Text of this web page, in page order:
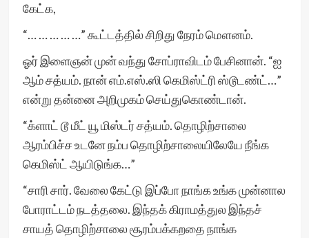
கேட்க,
“… … … … …” கூட்டத்தில் சிறிது நேரம் மௌனம்.
ஓர் இளைஞன் முன் வந்து சோப்ராவிடம் பேசினான். “ஐ
ஆம் சத்யம். நான் எம்.எஸ்.ஸி கெமிஸ்ட்ரி ஸ்டூடண்ட்…”
என்று தன்னை அறிமுகம் செய்துகொண்டான்.
“க்ளாட் டூ மீட் யூ மிஸ்டர் சத்யம். தொழிற்சாலை
ஆரம்பிச்ச உடனே நம்ப தொழிற்சாலையிலேயே நீங்க
கெமிஸ்ட் ஆயிடுங்க…”
“சாரி சார். வேலை கேட்டு இப்போ நாங்க உங்க முன்னால
போராட்டம் நடத்தலை. இந்தக் கிராமத்துல இந்தச்
சாயத் தொழிற்சாலை சூரம்பக்கறதை நாங்க